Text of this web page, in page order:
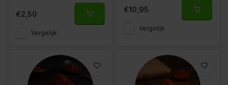
€2,50
Vergelijk
€10,95
Vergelijk